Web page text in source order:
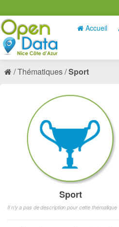
Accueil
Thématiques Sport
Sport
Il n'y a pas de description pour cette thématique